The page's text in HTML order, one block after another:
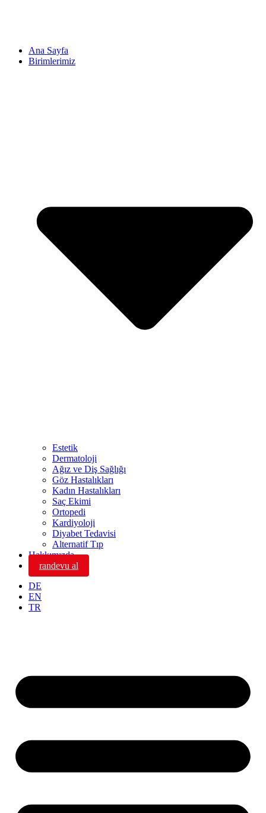
Ana Sayfa
Birimlerimiz
Estetik
Dermatoloji
Ağız ve Diş Sağlığı
Göz Hastalıkları
Kadın Hastalıkları
Saç Ekimi
Ortopedi
Kardiyoloji
Diyabet Tedavisi
Alternatif Tıp
Hakkımızda
randevu al
DE
EN
TR